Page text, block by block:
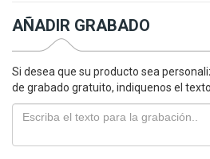
AÑADIR GRABADO
Si desea que su producto sea
de grabado gratuito, indiquenos el